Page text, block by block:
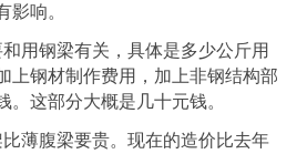
影响。
钢梁有关，具体是多少公斤用
上钢材制作费用，加上非钢结构部
。这部分大概是几十元钱。
腹梁要贵。现在的造价比去年